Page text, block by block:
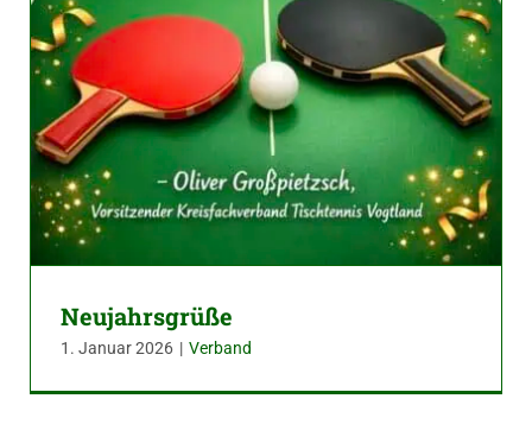
Neujahrsgrüße
1. Januar 2026 | Verband